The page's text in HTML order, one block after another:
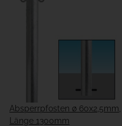
Absperrpfosten ø 60x2,5mm,
Länge 1300mm